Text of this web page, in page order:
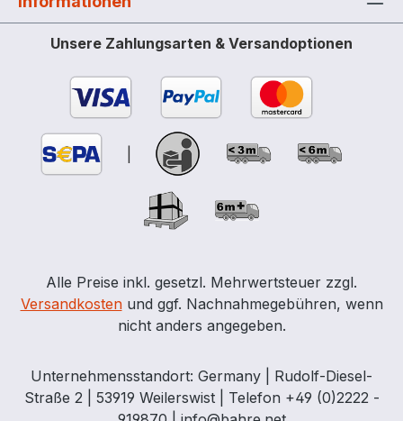
Unsere Zahlungsarten & Versandoptionen
Alle Preise inkl. gesetzl. Mehrwertsteuer zzgl.
Versandkostenund ggf. Nachnahmegebühren, wenn
nicht anders angegeben.
Unternehmensstandort: Germany | Rudolf-Diesel-
Straße 2 | 53919 Weilerswist | Telefon +49 (0)2222 -